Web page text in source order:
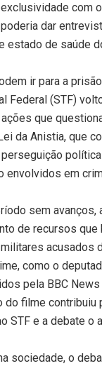
com
dar
estado de saúde
ir para a
Federal (STF)
que
da Anistia, que
envolvidos em
sem avanços,
de recursos que
acusados
como o
pela BBC
do filme contribuiu
STF e a debate o
sociedade, o